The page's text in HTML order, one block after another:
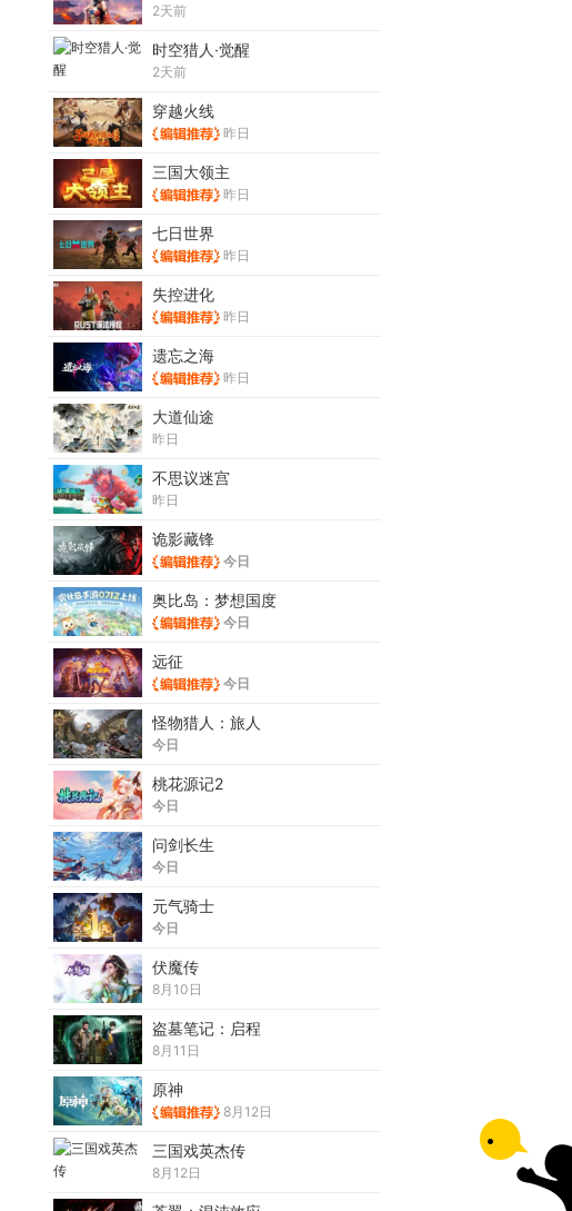
2天前
时空猎人·觉醒
2天前
穿越火线
昨日
三国大领主
昨日
七日世界
昨日
失控进化
昨日
遗忘之海
昨日
大道仙途
昨日
不思议迷宫
昨日
诡影藏锋
今日
奥比岛：梦想国度
今日
远征
今日
怪物猎人：旅人
今日
桃花源记2
今日
问剑长生
今日
元气骑士
今日
伏魔传
8月10日
盗墓笔记：启程
8月11日
原神
8月12日
三国戏英杰传
8月12日